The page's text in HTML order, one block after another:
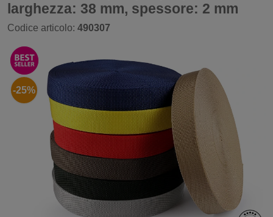
larghezza: 38 mm, spessore: 2 mm
Codice articolo: 490307
-25%